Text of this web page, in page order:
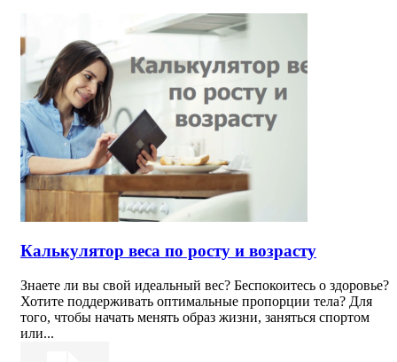
Калькулятор веса по росту и возрасту
Знаете ли вы свой идеальный вес? Беспокоитесь о здоровье?
Хотите поддерживать оптимальные пропорции тела? Для
того, чтобы начать менять образ жизни, заняться спортом
или...